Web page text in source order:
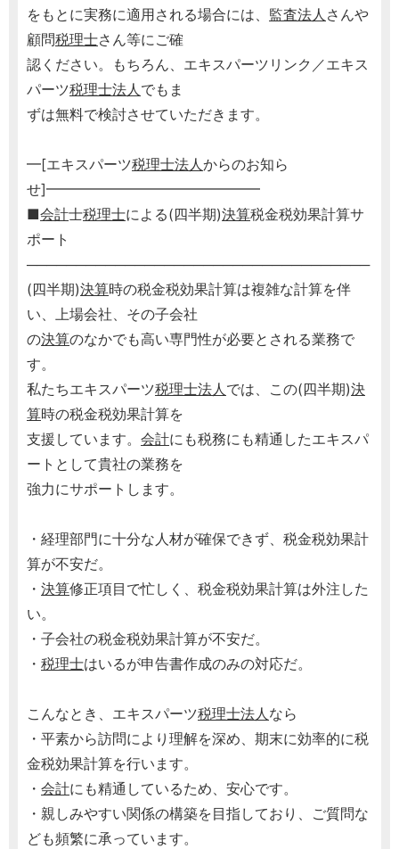
をもとに実務に適用される場合には、 監査法人 さんや
顧問税理士さん等にご確
認ください。もちろん、エキスパーツリンク／エキス
パーツ税理士法人でもま
ずは無料で検討させていただきます。
━[エキスパーツ税理士法人からのお知ら
せ]━━━━━━━━━━━━━━━
■会計士税理士による(四半期)決算税金税効果計算サ
ポート
───────────────────────────────────
(四半期)決算時の税金税効果計算は複雑な計算を伴
い、上場会社、その子会社
の決算のなかでも高い専門性が必要とされる業務で
す。
私たちエキスパーツ税理士法人では、この(四半期)決
算時の税金税効果計算を
支援しています。 会計にも税務にも精通したエキスパ
ートとして貴社の業務を
強力にサポートします。
・経理部門に十分な人材が確保できず、税金税効果計
算が不安だ。
・ 決算修正項目で忙しく、税金税効果計算は外注した
い。
・子会社の税金税効果計算が不安だ。
・ 税理士はいるが申告書作成のみの対応だ。
こんなとき、エキスパーツ税理士法人なら
・平素から訪問により理解を深め、期末に効率的に税
金税効果計算を行います。
・ 会計にも精通しているため、安心です。
・親しみやすい関係の構築を目指しており、ご質問な
ども頻繁に承っています。